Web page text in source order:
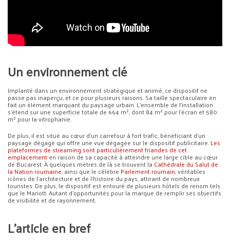
Un environnement clé
Implanté dans un environnement stratégique et animé, ce dispositif ne
passe pas inaperçu, et ce pour plusieurs raisons. Sa taille spectaculaire en
fait un élément marquant du paysage urbain. L’ensemble de l’installation
s’étend sur une superficie totale de 664 m², dont 84 m² pour l’écran et 580
m² pour la vitrophanie.
De plus, il est situé au cœur d’un carrefour à fort trafic, bénéficiant d’un
paysage dégagé qui offre une vue dégagée sur le dispositif publicitaire.Les
plateformes de streaming sont particulièrement friandes de cet
emplacementen raison de sa capacité à atteindre une large cible au cœur
de Bucarest. À quelques mètres de là se trouvent la Cathédrale du Salut de
la Nation roumaine, ainsi que le célèbre Parlement roumain, véritables
icônes de l’architecture et de l’histoire du pays, attirant de nombreux
touristes. De plus, le dispositif est entouré de plusieurs hôtels de renom tels
que le Mariott. Autant d’opportunités pour la marque de remplir ses objectifs
de visibilité et de rayonnement.
L’article en bref